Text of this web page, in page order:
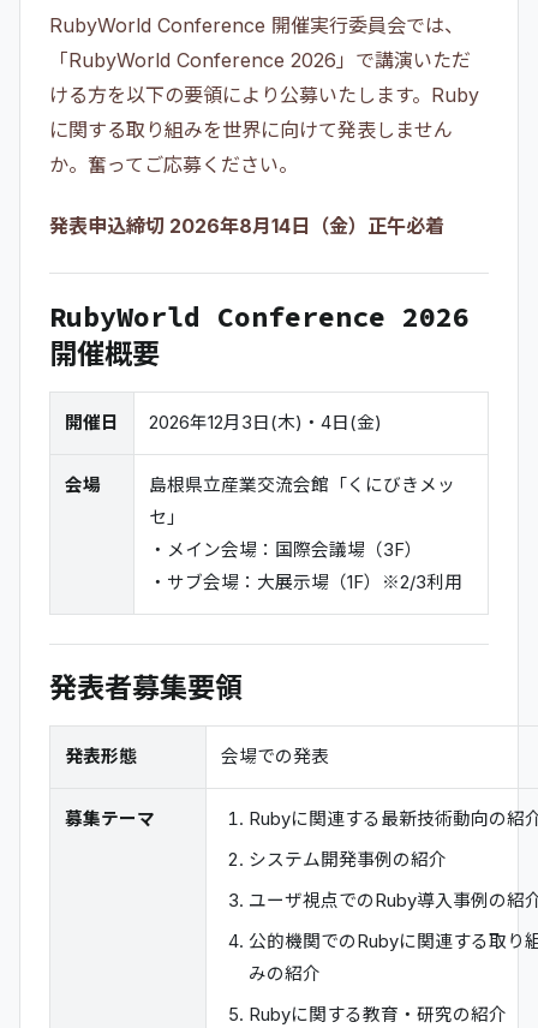
RubyWorld Conference 開催実行委員会では、
「RubyWorld Conference 2026」で講演いただ
ける方を以下の要領により公募いたします。Ruby
に関する取り組みを世界に向けて発表しません
か。奮ってご応募ください。
発表申込締切 2026年8月14日（金）正午必着
RubyWorld Conference 2026
開催概要
開催日 2026年12月3日(木)・4日(金)
会場
島根県立産業交流会館「くにびきメッ
セ」
・メイン会場：国際会議場（3F）
・サブ会場：大展示場（1F）※2/3利用
発表者募集要領
発表形態 会場での発表
募集テーマ
Rubyに関連する最新技術動向の紹
システム開発事例の紹介
ユーザ視点でのRuby導入事例の紹
公的機関でのRubyに関連する取り
みの紹介
Rubyに関する教育・研究の紹介